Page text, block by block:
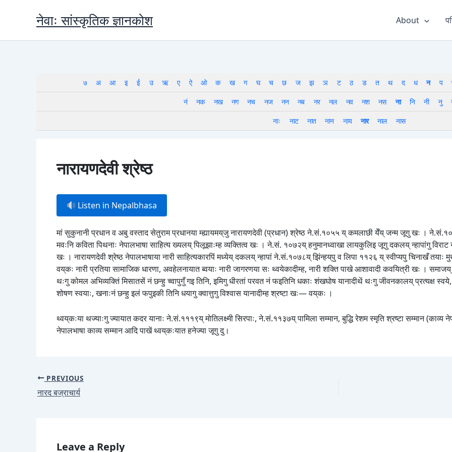
नेवाः सांस्कृतिक ज्ञानकोश About
७ अ आ इ ई उ ऋ ए ऐ ओ क ख ग घ च छ ज झ ञ ट ठ ड त थ द ध न प
नं
नक नख नग नच नज नन नब नर नल नव नश नस ना नि नी नु
नाः
नाट नात नान नाय नार नाल नास
नारायणदेवी श्रेष्ठ
Listen in Nepalbhasa
मां सुकुनानी प्रधान व अबु वस्ताद सेतुराम प्रधानया म्ह्यायमय्‌जु नारायणदेवी (प्रधान) श्रेष्ठ ने.सं.१०५५ य् कमलाछी येँय् जन्म जूगु खः ।
मवःनि कविता पिथनाः नेपालभाषा साहित्य ख्यलय् पिलूझाःम्ह व्यक्तित्व खः । ने.सं. १०७२य् हनुमानध्वाखा लायकुलिइ जूगु दकलय् न्हापांगु विराट
खः । नारायणदेवी श्रेष्ठ नेपालभाषाया नारी साहित्यकारपिं मध्येय् दकलय् न्हापां ने.सं.१०७८य् झिंन्हय्‌पु व लिपा ११२६ य् स्वीप्यपु चिनाखँ तयाः
वय्‌कः नारी प्रतिया सामाजिक धारणा, अवहेलनायात ब्वयाः नारी जागरणया सः थ्वयेकादीम्ह, नारी शक्ति पाखे आशावादी कवयित्री खः ।
थःगु कोमल अभिव्यक्तिं मिसातसें नं छन्हु च्वापुगुँ गइ तिनि, इमिगु धीरतां परवत नं फइतिनि धकाः शंखघोष यानादीथें थःगु जीवनकालय् प्रत्यक्ष
शोषण स्वयाः, खनाःनं छन्हु इलं फपुइकी तिनि धयागु क्वात्तुगु विश्वास यानादीम्ह श्रष्टा खः— वय्‌कः ।
थ्वय्‌कःया थज्याःगु ज्यायात कदर यानाः ने.सं.१११९य् मोतिलक्ष्मी सिरपाः, ने.सं.११३७य् पामिला सम्मान, बुद्धि रेशम स्मृति श्रष्टा सम्मान (काव्य
नेपालभाषा काव्य सम्मान आदि पाखें थ्वय्‌कःयात हनेज्या जूगु दु।
PREVIOUS
नारद बज्राचार्य
Leave a Reply